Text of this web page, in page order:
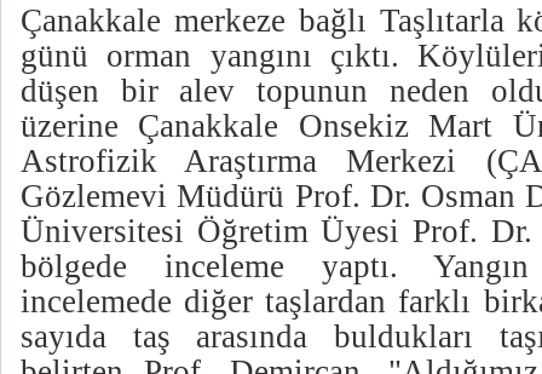
Çanakkale merkeze bağlı Taşlıtarla
günü orman yangını çıktı.
düşen bir alev topunun neden
üzerine Çanakkale Onsekiz Mart
Astrofizik Araştırma Merkezi
Gözlemevi Müdürü Prof. Dr. Osman
Üniversitesi Öğretim Üyesi Prof.
bölgede inceleme yaptı.
incelemede diğer taşlardan farklı
sayıda taş arasında buldukları